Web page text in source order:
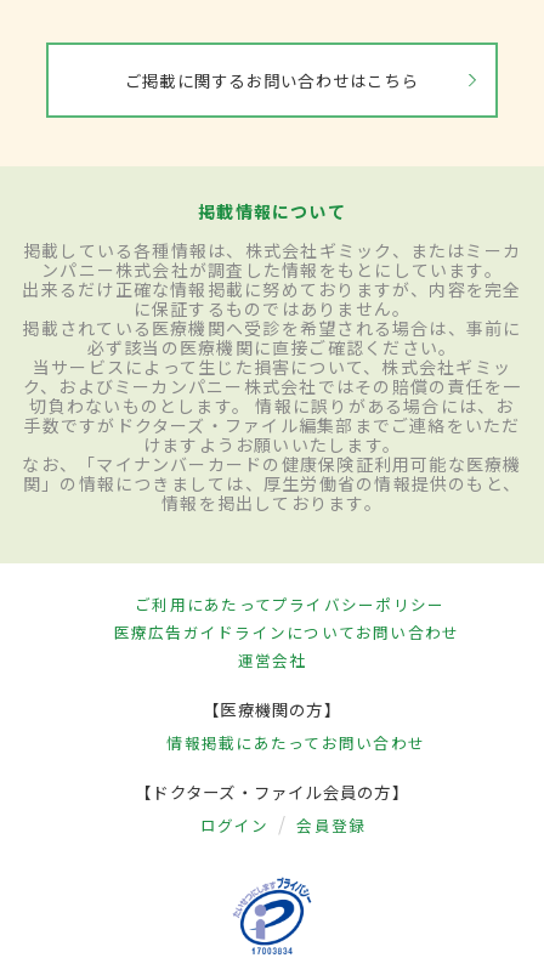
ご掲載に関するお問い合わせはこちら
掲載情報について
掲載している各種情報は、株式会社ギミック、またはミーカ
ンパニー株式会社が調査した情報をもとにしています。
出来るだけ正確な情報掲載に努めておりますが、内容を完全
に保証するものではありません。
掲載されている医療機関へ受診を希望される場合は、事前に
必ず該当の医療機関に直接ご確認ください。
当サービスによって生じた損害について、株式会社ギミッ
ク、およびミーカンパニー株式会社ではその賠償の責任を一
切負わないものとします。 情報に誤りがある場合には、お
手数ですがドクターズ・ファイル編集部までご連絡をいただ
けますようお願いいたします。
なお、「マイナンバーカードの健康保険証利用可能な医療機
関」の情報につきましては、厚生労働省の情報提供のもと、
情報を掲出しております。
ご利用にあたってプライバシーポリシー
医療広告ガイドラインについてお問い合わせ
運営会社
【医療機関の方】
情報掲載にあたって お問い合わせ
【ドクターズ・ファイル会員の方】
ログイン 会員登録